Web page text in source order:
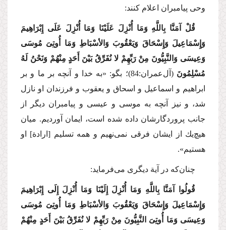
وحی پیامبران اعلام كنند:
قُلْ آمَنَّا بِاللَّهِ وَمَا أُنْزِلَ عَلَیْنَا وَمَا أُنْزِلَ عَلَی إِبْرَاهِیمَ
وَإِسْمَاعِیلَ وَإِسْحَاقَ وَیَعْقُوبَ وَالأسْبَاطِ وَمَا أُوتِیَ مُوسَی
وَعِیسَی وَالنَّبِیُّونَ مِنْ رَبِّهِمْ لا نُفَرِّقُ بَیْنَ أَحَدٍ مِنْهُمْ وَنَحْنُ لَهُ
مُسْلِمُونَ (آل‌عمران:84)؛
بگو: «به خدا و آنچه بر ما و بر
ابراهیم و اسماعیل و اسحاق و یعقوب و فرزندان او نازل
شد، و نیز آنچه به موسی و عیسی و پیامبران دیگر از
جانب پروردگارشان داده شده است، ایمان آوردیم. میان
هیچ‌یك از ایشان فرقی نمی‌نهیم و همه تسلیم [ارادة] او
هستیم».
چنان‌كه در آیة دیگری می‌فرماید:
قُولُوا آمَنَّا بِاللَّهِ وَمَا أُنْزِلَ إِلَیْنَا وَمَا أُنْزِلَ إِلَی إِبْرَاهِیمَ
وَإِسْمَاعِیلَ وَإِسْحَاقَ وَیَعْقُوبَ وَالأسْبَاطِ وَمَا أُوتِیَ مُوسَی
وَعِیسَی وَمَا أُوتِیَ النَّبِیُّونَ مِنْ رَبِّهِمْ لا نُفَرِّقُ بَیْنَ أَحَدٍ مِنْهُمْ